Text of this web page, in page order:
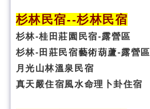
杉林民宿--杉林民宿
杉林-桂田莊園民宿-露營區
杉林-田莊民宿藝術葫蘆-露營區
月光山林溫泉民宿
真天嚴住宿風水命理卜卦住宿